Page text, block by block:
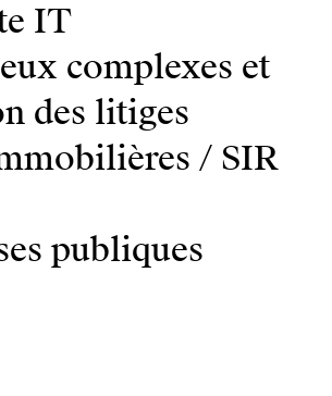
IT
complexes et
des litiges
/ SIR
publiques